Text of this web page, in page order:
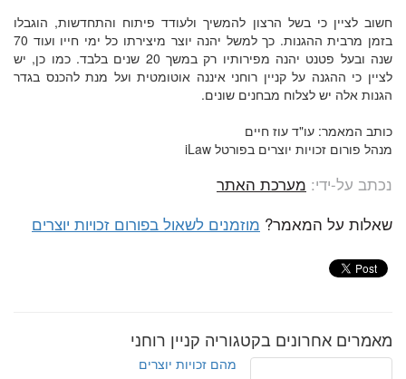
חשוב לציין כי בשל הרצון להמשיך ולעודד פיתוח והתחדשות, הוגבלו
בזמן מרבית ההגנות. כך למשל יהנה יוצר מיצירתו כל ימי חייו ועוד 70
שנה ובעל פטנט יהנה מפירותיו רק במשך 20 שנים בלבד. כמו כן, יש
לציין כי ההגנה על קניין רוחני איננה אוטומטית ועל מנת להכנס בגדר
הגנות אלה יש לצלוח מבחנים שונים.
כותב המאמר: עו"ד עוז חיים
מנהל פורום זכויות יוצרים בפורטל iLaw
נכתב על-ידי: מערכת האתר
שאלות על המאמר? מוזמנים לשאול בפורום זכויות יוצרים
מאמרים אחרונים בקטגוריה קניין רוחני
מהם זכויות יוצרים